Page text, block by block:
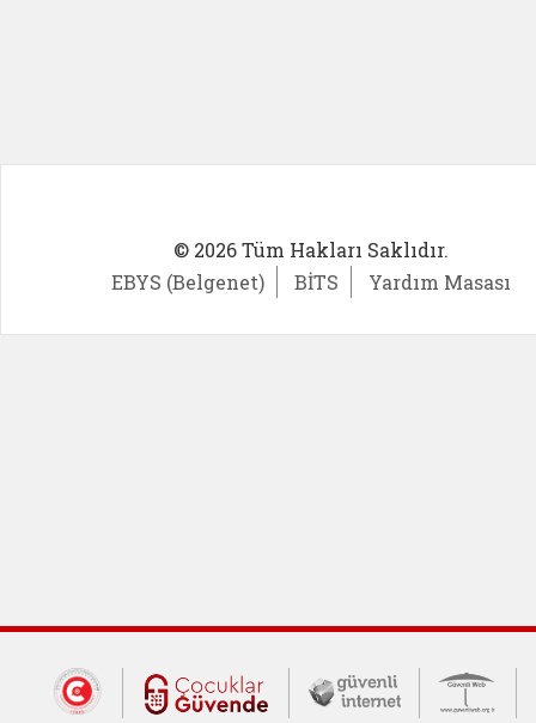
© 2026 Tüm Hakları Saklıdır.
EBYS (Belgenet)
BİTS Yardım Masası
Dış Bağlantılar
Cumhurbaşkanlığı İletişim Merkezi
Çocuklar Güvende (yeni
Güvenli